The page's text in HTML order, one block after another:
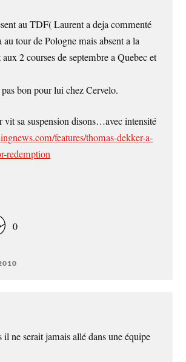
au TDF( Laurent a deja commenté
au tour de Pologne mais absent a la
2 courses de septembre a Quebec et
bon pour lui chez Cervelo.
vit sa suspension disons…avec intensité
features/thomas-dekker-a-
redemption
0
il ne serait jamais allé dans une équipe